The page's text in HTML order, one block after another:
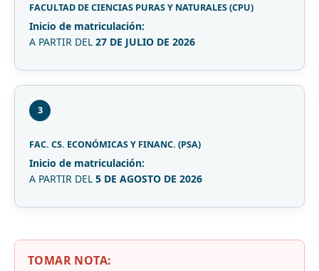
FACULTAD DE CIENCIAS PURAS Y NATURALES (CPU)
Inicio de matriculación:
A PARTIR DEL 27 DE JULIO DE 2026
3
FAC. CS. ECONÓMICAS Y FINANC. (PSA)
Inicio de matriculación:
A PARTIR DEL 5 DE AGOSTO DE 2026
TOMAR NOTA: